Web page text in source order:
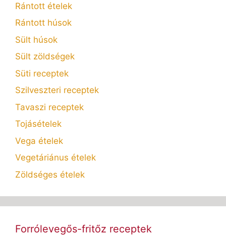
Rántott ételek
Rántott húsok
Sült húsok
Sült zöldségek
Süti receptek
Szilveszteri receptek
Tavaszi receptek
Tojásételek
Vega ételek
Vegetáriánus ételek
Zöldséges ételek
Forrólevegős-fritőz receptek